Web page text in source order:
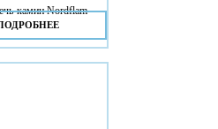
камин Nordflam